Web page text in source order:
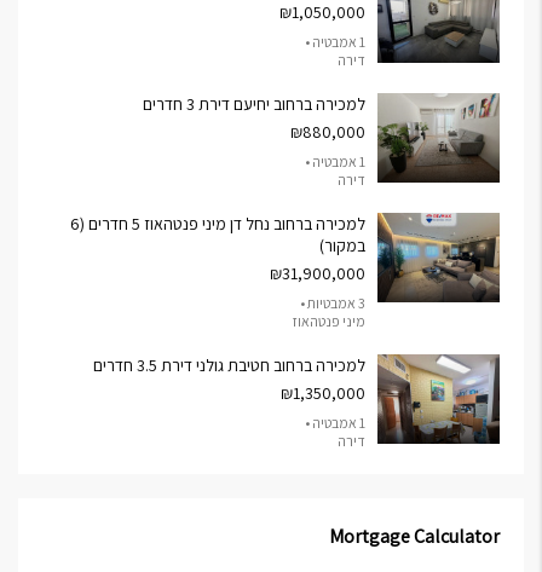
₪1,050,000
1 אמבטיה •
דירה
למכירה ברחוב יחיעם דירת 3 חדרים
₪880,000
1 אמבטיה •
דירה
למכירה ברחוב נחל דן מיני פנטהאוז 5 חדרים (6
במקור)
₪31,900,000
3 אמבטיות •
מיני פנטהאוז
למכירה ברחוב חטיבת גולני דירת 3.5 חדרים
₪1,350,000
1 אמבטיה •
דירה
Mortgage Calculator